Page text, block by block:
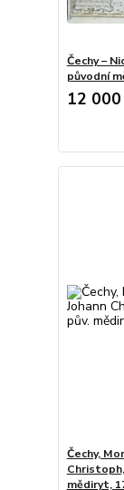
Čechy –
původní
12 000
Čechy,
mědiryt,